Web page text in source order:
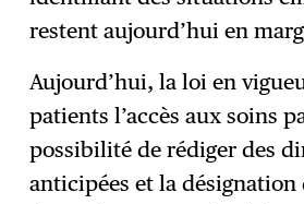
restent aujourd’hui en
Aujourd’hui, la loi en
patients l’accès aux soins
possibilité de rédiger des
anticipées et la désignation